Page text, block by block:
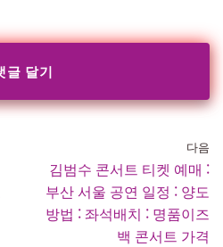
다음
김범수 콘서트 티켓 예매 :
부산 서울 공연 일정 : 양도
방법 : 좌석배치 : 명품이즈
백 콘서트 가격